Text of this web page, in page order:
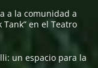
a la comunidad a
en el Teatro
un espacio para la